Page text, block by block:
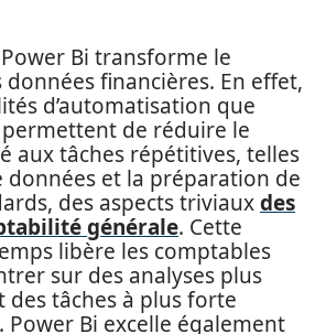
Bi transforme le
financières. En effet,
d’automatisation que
permettent de réduire le
aux tâches répétitives, telles
données et la préparation de
des aspects triviauxdes
générale. Cette
libère les comptables
sur des analyses plus
des tâches à plus forte
Bi excelle également